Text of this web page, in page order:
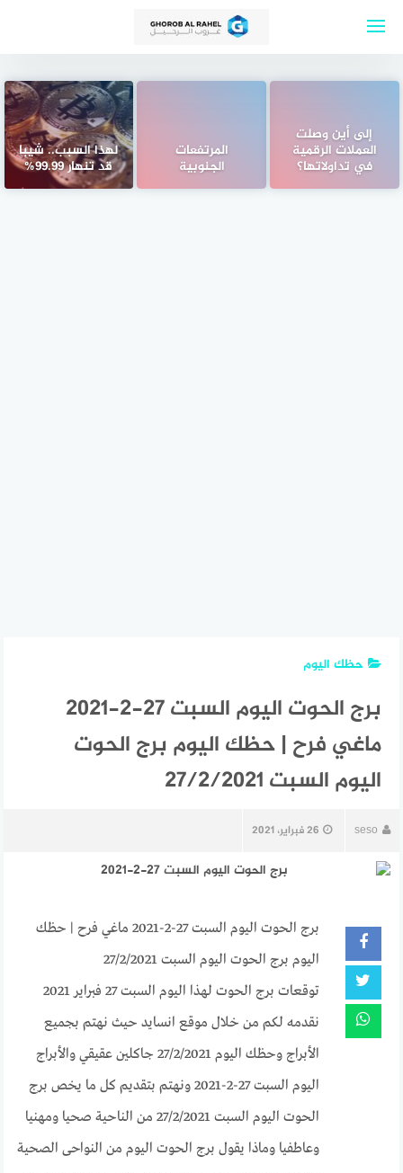
إلى أين وصلت
العملات الرقمية
في تداولاتها؟
المرتفعات
الجنوبية
لهذا السبب.. شيبا
قد تنهار 99.99%
حظك اليوم
برج الحوت اليوم السبت 27-2-2021
ماغي فرح | حظك اليوم برج الحوت
اليوم السبت 27/2/2021
seso 26 فبراير، 2021
برج الحوت اليوم السبت 27-2-2021 ماغي فرح | حظك
اليوم برج الحوت اليوم السبت 27/2/2021
توقعات برج الحوت لهذا اليوم السبت 27 فبراير 2021
نقدمه لكم من خلال موقع انسايد حيث نهتم بجميع
الأبراج وحظك اليوم 27/2/2021 جاكلين عقيقي والأبراج
اليوم السبت 27-2-2021 ونهتم بتقديم كل ما يخص برج
الحوت اليوم السبت 27/2/2021 من الناحية صحيا ومهنيا
وعاطفيا وماذا يقول برج الحوت اليوم من النواحى الصحية